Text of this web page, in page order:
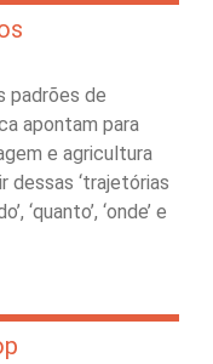
padrões de
apontam para
e agricultura
dessas ‘trajetórias
‘quanto’, ‘onde’ e